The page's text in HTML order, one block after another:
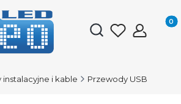
Otwórz
instalacyjne i kable Przewody USB